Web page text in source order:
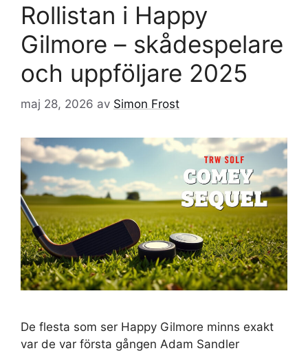
Rollistan i Happy
Gilmore – skådespelare
och uppföljare 2025
maj 28, 2026 av Simon Frost
De flesta som ser Happy Gilmore minns exakt
var de var första gången Adam Sandler